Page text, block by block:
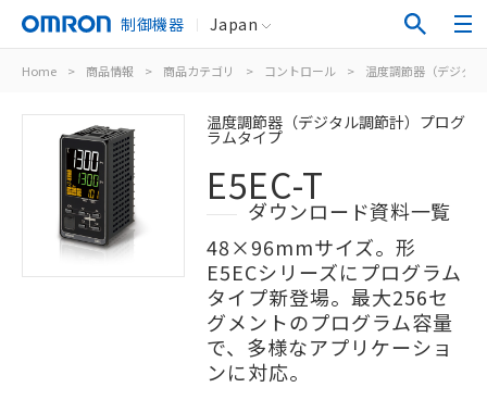
制御機器 Japan
Home > 商品情報 > 商品カテゴリ > コントロール > 温度調節器（デジタ
温度調節器（デジタル調節計）プログ
ラムタイプ
E5EC-T
ダウンロード資料一覧
48×96mmサイズ。形
E5ECシリーズにプログラム
タイプ新登場。最大256セ
グメントのプログラム容量
で、多様なアプリケーショ
ンに対応。